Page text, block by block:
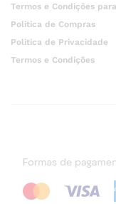
Termos e Condições
Politica de Compras
Politica de Privacidade
Termos e Condições